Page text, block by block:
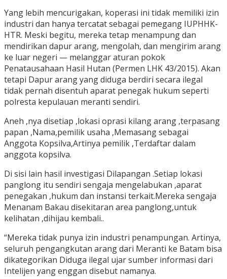
Yang lebih mencurigakan, koperasi ini tidak memiliki izin
industri dan hanya tercatat sebagai pemegang IUPHHK-
HTR. Meski begitu, mereka tetap menampung dan
mendirikan dapur arang, mengolah, dan mengirim arang
ke luar negeri — melanggar aturan pokok
Penatausahaan Hasil Hutan (Permen LHK 43/2015). Akan
tetapi Dapur arang yang diduga berdiri secara ilegal
tidak pernah disentuh aparat penegak hukum seperti
polresta kepulauan meranti sendiri.
Aneh ,nya disetiap ,lokasi oprasi kilang arang ,terpasang
papan ,Nama,pemilik usaha ,Memasang sebagai
Anggota Kopsilva,Artinya pemilik ,Terdaftar dalam
anggota kopsilva.
Di sisi lain hasil investigasi Dilapangan .Setiap lokasi
panglong itu sendiri sengaja mengelabukan ,aparat
penegakan ,hukum dan instansi terkait.Mereka sengaja
Menanam Bakau disekitaran area panglong,untuk
kelihatan ,dihijau kembali..
“Mereka tidak punya izin industri penampungan. Artinya,
seluruh pengangkutan arang dari Meranti ke Batam bisa
dikategorikan Diduga ilegal ujar sumber informasi dari
Intelijen yang enggan disebut namanya.